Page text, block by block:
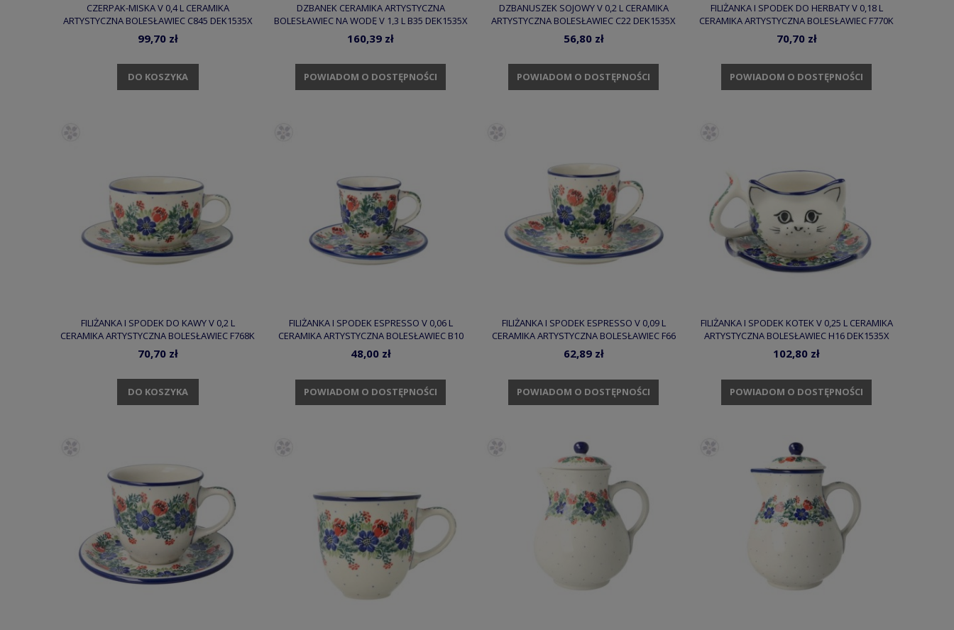
CZERPAK-MISKA V 0,4 L CERAMIKA
ARTYSTYCZNA BOLESŁAWIEC C845 DEK1535X
99,70 zł
DO KOSZYKA
DZBANEK CERAMIKA ARTYSTYCZNA
BOLESŁAWIEC NA WODĘ V 1,3 L B35 DEK1535X
160,39 zł
POWIADOM O DOSTĘPNOŚCI
DZBANUSZEK SOJOWY V 0,2 L CERAMIKA
ARTYSTYCZNA BOLESŁAWIEC C22 DEK1535X
56,80 zł
POWIADOM O DOSTĘPNOŚCI
FILIŻANKA I SPODEK DO HERBATY V 0,18 L
CERAMIKA ARTYSTYCZNA BOLESŁAWIEC F770K
DEK1535X
70,70 zł
POWIADOM O DOSTĘPNOŚCI
FILIŻANKA I SPODEK DO KAWY V 0,2 L
CERAMIKA ARTYSTYCZNA BOLESŁAWIEC F768K
DEK1535X
70,70 zł
DO KOSZYKA
FILIŻANKA I SPODEK ESPRESSO V 0,06 L
CERAMIKA ARTYSTYCZNA BOLESŁAWIEC B10
DEK1535X
48,00 zł
POWIADOM O DOSTĘPNOŚCI
FILIŻANKA I SPODEK ESPRESSO V 0,09 L
CERAMIKA ARTYSTYCZNA BOLESŁAWIEC F66
DEK1535X
62,89 zł
POWIADOM O DOSTĘPNOŚCI
FILIŻANKA I SPODEK KOTEK V 0,25 L CERAMIKA
ARTYSTYCZNA BOLESŁAWIEC H16 DEK1535X
102,80 zł
POWIADOM O DOSTĘPNOŚCI